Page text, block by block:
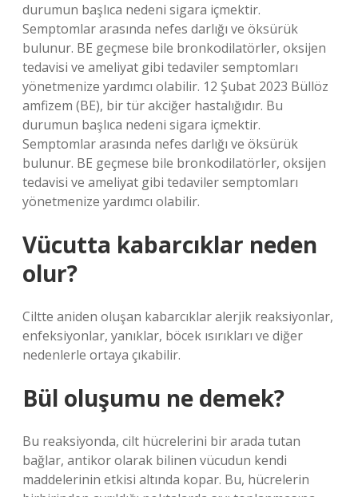
durumun başlıca nedeni sigara içmektir.
Semptomlar arasında nefes darlığı ve öksürük
bulunur. BE geçmese bile bronkodilatörler, oksijen
tedavisi ve ameliyat gibi tedaviler semptomları
yönetmenize yardımcı olabilir. 12 Şubat 2023 Büllöz
amfizem (BE), bir tür akciğer hastalığıdır. Bu
durumun başlıca nedeni sigara içmektir.
Semptomlar arasında nefes darlığı ve öksürük
bulunur. BE geçmese bile bronkodilatörler, oksijen
tedavisi ve ameliyat gibi tedaviler semptomları
yönetmenize yardımcı olabilir.
Vücutta kabarcıklar neden
olur?
Ciltte aniden oluşan kabarcıklar alerjik reaksiyonlar,
enfeksiyonlar, yanıklar, böcek ısırıkları ve diğer
nedenlerle ortaya çıkabilir.
Bül oluşumu ne demek?
Bu reaksiyonda, cilt hücrelerini bir arada tutan
bağlar, antikor olarak bilinen vücudun kendi
maddelerinin etkisi altında kopar. Bu, hücrelerin